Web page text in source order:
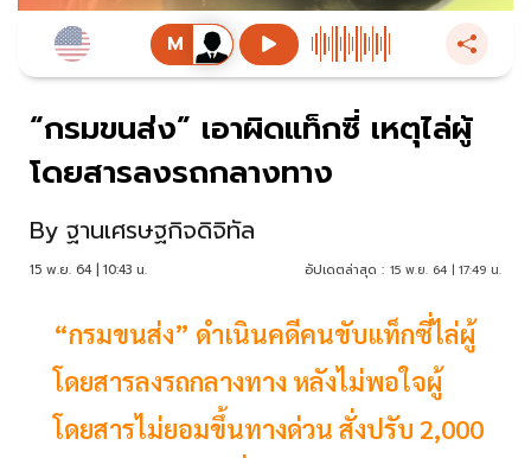
“กรมขนส่ง” เอาผิดแท็กซี่ เหตุไล่ผู้
โดยสารลงรถกลางทาง
By ฐานเศรษฐกิจดิจิทัล
15 พ.ย. 64 | 10:43 น. อัปเดตล่าสุด : 15 พ.ย. 64 | 17:49 น.
“กรมขนส่ง” ดำเนินคดีคนขับแท็กซี่ไล่ผู้
โดยสารลงรถกลางทาง หลังไม่พอใจผู้
โดยสารไม่ยอมขึ้นทางด่วน สั่งปรับ 2,000